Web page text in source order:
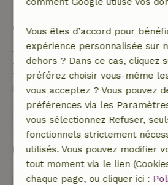
minimum
Voir tout
Poser une question
Contacte le propriétaire de la
Envoyer un message
Commencer ma
Vous êtes d’accord pour
expérience personnalisée sur
dehors ? Dans ce cas, cliquez
préférez choisir vous-même
vous acceptez ? Vous pouvez
préférences via les
vous sélectionnez Refuser,
fonctionnels strictement
utilisés. Vous pouvez modifier
tout moment via le lien
chaque page, ou cliquer ici :